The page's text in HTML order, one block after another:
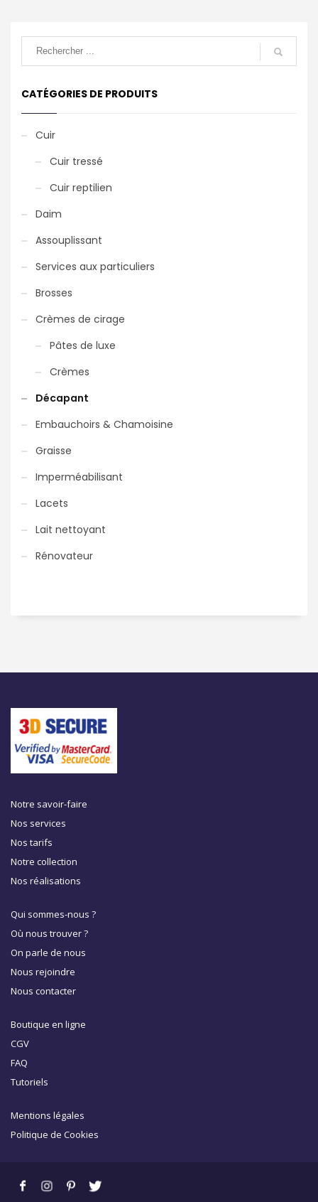
CATÉGORIES DE PRODUITS
Cuir
Cuir tressé
Cuir reptilien
Daim
Assouplissant
Services aux particuliers
Brosses
Crèmes de cirage
Pâtes de luxe
Crèmes
Décapant
Embauchoirs & Chamoisine
Graisse
Imperméabilisant
Lacets
Lait nettoyant
Rénovateur
Notre savoir-faire
Nos services
Nos tarifs
Notre collection
Nos réalisations
Qui sommes-nous ?
Où nous trouver ?
On parle de nous
Nous rejoindre
Nous contacter
Boutique en ligne
CGV
FAQ
Tutoriels
Mentions légales
Politique de Cookies